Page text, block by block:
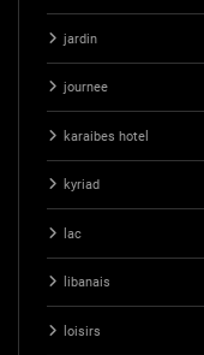
jardin
journee
karaibes hotel
kyriad
lac
libanais
loisirs